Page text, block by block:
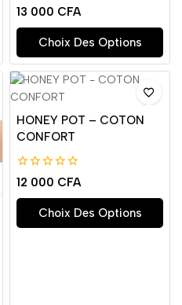
0
de
5
13 000 CFA
Choix Des Options
HONEY POT – COTON
CONFORT
0
de
5
12 000 CFA
Choix Des Options